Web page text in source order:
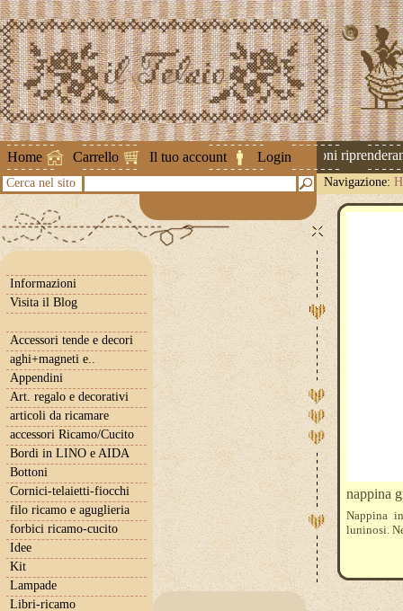
Home Carrello Il tuo account Login
Attenzione ! Le spedizioni
Cerca nel sito Navigazione:
Informazioni
Visita il Blog
Accessori tende e decori
aghi+magneti e..
Appendini
Art. regalo e decorativi
articoli da ricamare
accessori Ricamo/Cucito
Bordi in LINO e AIDA
Bottoni
Cornici-telaietti-fiocchi
filo ricamo e aguglieria
forbici ricamo-cucito
Idee
Kit
Lampade
Libri-ricamo
nappina
Nappina
luninosi.